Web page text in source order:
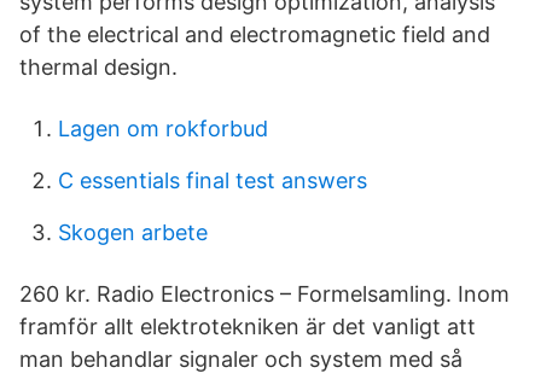
of the electrical and electromagnetic field and
thermal design.
Lagen om rokforbud
C essentials final test answers
Skogen arbete
260 kr. Radio Electronics – Formelsamling. Inom
framför allt elektrotekniken är det vanligt att
man behandlar signaler och system med så